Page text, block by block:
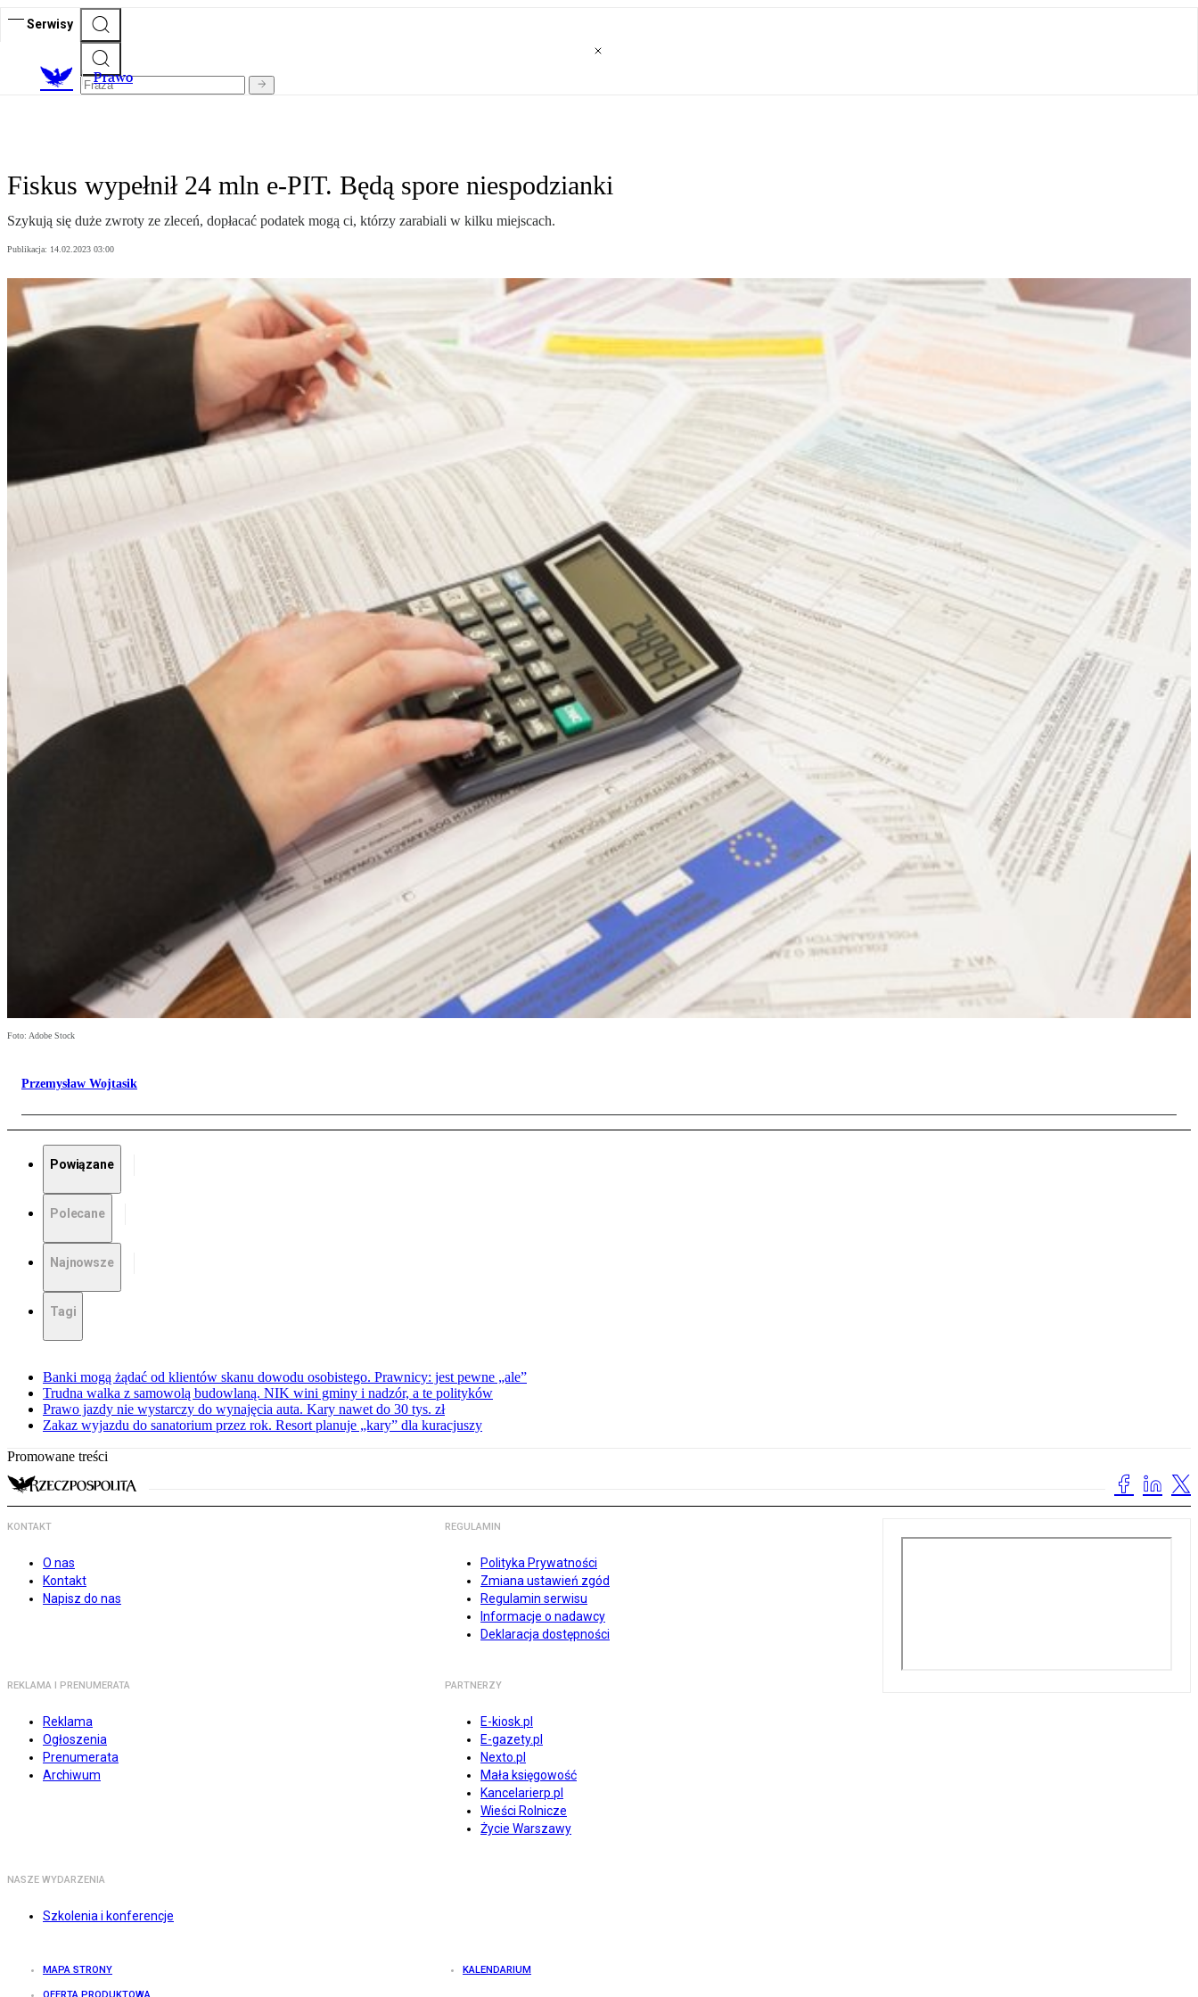
Serwisy
Prawo
Fiskus wypełnił 24 mln e-PIT. Będą spore niespodzianki
Szykują się duże zwroty ze zleceń, dopłacać podatek mogą ci, którzy zarabiali w kilku miejscach.
Publikacja: 14.02.2023 03:00
Foto: Adobe Stock
Przemysław Wojtasik
Powiązane
Polecane
Najnowsze
Tagi
Banki mogą żądać od klientów skanu dowodu osobistego. Prawnicy: jest pewne „ale”
Trudna walka z samowolą budowlaną. NIK wini gminy i nadzór, a te polityków
Prawo jazdy nie wystarczy do wynajęcia auta. Kary nawet do 30 tys. zł
Zakaz wyjazdu do sanatorium przez rok. Resort planuje „kary” dla kuracjuszy
Promowane treści
KONTAKT
O nas
Kontakt
Napisz do nas
REGULAMIN
Polityka Prywatności
Zmiana ustawień zgód
Regulamin serwisu
Informacje o nadawcy
Deklaracja dostępności
REKLAMA I PRENUMERATA
Reklama
Ogłoszenia
Prenumerata
Archiwum
PARTNERZY
E-kiosk.pl
E-gazety.pl
Nexto.pl
Mała księgowość
Kancelarierp.pl
Wieści Rolnicze
Życie Warszawy
NASZE WYDARZENIA
Szkolenia i konferencje
MAPA STRONY KALENDARIUM